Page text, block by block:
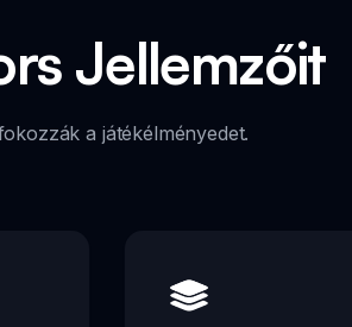
Jellemzőit
a játékélményedet.